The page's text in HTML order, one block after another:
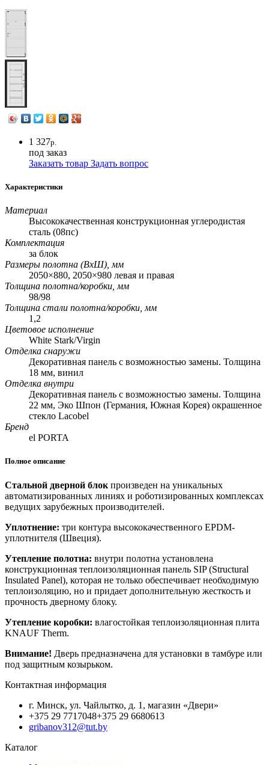
1 327р.
под заказ
Заказать товар Задать вопрос
Характеристики
Материал
Высококачественная конструкционная углеродистая
сталь (08пс)
Комплектация
за блок
Размеры полотна (ВхШ), мм
2050×880, 2050×980 левая и правая
Толщина полотна/коробки, мм
98/98
Толщина стали полотна/коробки, мм
1,2
Цветовое исполнение
White Stark/Virgin
Отделка снаружи
Декоративная панель с возможностью замены. Толщина
18 мм, винил
Отделка внутри
Декоративная панель с возможностью замены. Толщина
22 мм, Эко Шпон (Германия, Южная Корея) окрашенное
стекло Lacobel
Бренд
el PORTA
Полное описание
Стальной дверной блок произведен на уникальных
автоматизированных линиях и роботизированных комплексах
ведущих зарубежных производителей.
Уплотнение: три контура высококачественного EPDM-
уплотнителя (Швеция).
Утепление полотна: внутри полотна установлена
конструкционная теплоизоляционная панель SIP (Structural
Insulated Panel), которая не только обеспечивает необходимую
теплоизоляцию, но и придает дополнительную жесткость и
прочность дверному блоку.
Утепление коробки: влагостойкая теплоизоляционная плита
KNAUF Therm.
Внимание! Дверь предназначена для установки в тамбуре или
под защитным козырьком.
Контактная информация
г. Минск, ул. Чайлытко, д. 1, магазин «Двери»
+375 29 7717048+375 29 6680613
gribanov312@tut.by
Каталог